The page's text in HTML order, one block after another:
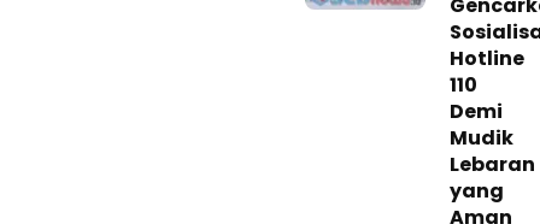
Hotline
110
Demi
Mudik
Lebaran
yang
Aman